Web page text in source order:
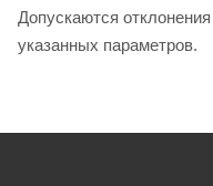
Допускаются
указанных параметров.